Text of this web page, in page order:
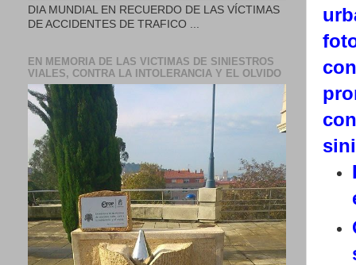
DIA MUNDIAL EN RECUERDO DE LAS VÍCTIMAS
DE ACCIDENTES DE TRAFICO ...
EN MEMORIA DE LAS VICTIMAS DE SINIESTROS
VIALES, CONTRA LA INTOLERANCIA Y EL OLVIDO